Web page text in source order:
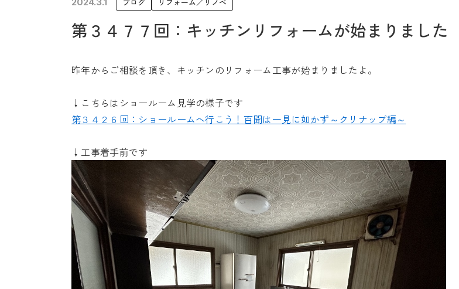
未来に住み継ぐ平屋
Tel. 0257-27-2157
第３４７７回：キッチンリフォームが始まりました
昨年からご相談を頂き、キッチンのリフォーム工事が始まりましたよ。
↓こちらはショールーム見学の様子です
第３４２６回：ショールームへ行こう！百聞は一見に如かず～クリナップ編～
↓工事着手前です